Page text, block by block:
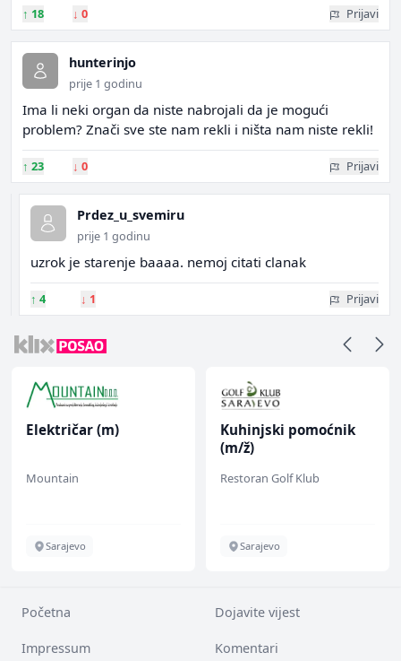
↑ 18 ↓ 0 Prijavi
hunterinjo
prije 1 godinu
Ima li neki organ da niste nabrojali da je mogući
problem? Znači sve ste nam rekli i ništa nam niste rekli!
↑ 23 ↓ 0 Prijavi
Prdez_u_svemiru
prije 1 godinu
uzrok je starenje baaaa. nemoj citati clanak
↑ 4 ↓ 1 Prijavi
Električar (m)
Mountain
Sarajevo
Kuhinjski pomoćnik
(m/ž)
Restoran Golf Klub
Sarajevo
Početna Dojavite vijest
Impressum Komentari